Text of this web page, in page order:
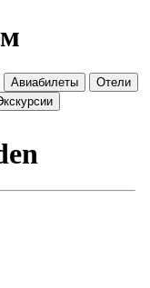
Авиабилеты
Отели